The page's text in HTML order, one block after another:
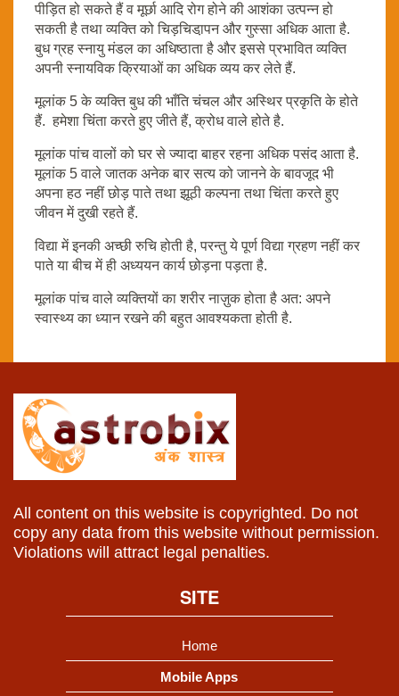
पीड़ित हो सकते हैं व मूर्छा आदि रोग होने की आशंका उत्पन्न हो
सकती है तथा व्यक्ति को चिड़चिडा़पन और गुस्सा अधिक आता है.
बुध ग्रह स्नायु मंडल का अधिष्ठाता है और इससे प्रभावित व्यक्ति
अपनी स्नायविक क्रियाओं का अधिक व्यय कर लेते हैं.
मूलांक 5 के व्यक्ति बुध की भाँति चंचल और अस्थिर प्रकृति के होते
हैं. हमेशा चिंता करते हुए जीते हैं, क्रोध वाले होते है.
मूलांक पांच वालों को घर से ज्यादा बाहर रहना अधिक पसंद आता है.
मूलांक 5 वाले जातक अनेक बार सत्य को जानने के बावजूद भी
अपना हठ नहीं छोड़ पाते तथा झूठी कल्पना तथा चिंता करते हुए
जीवन में दुखी रहते हैं.
विद्या में इनकी अच्छी रुचि होती है, परन्तु ये पूर्ण विद्या ग्रहण नहीं कर
पाते या बीच में ही अध्ययन कार्य छोड़ना पड़ता है.
मूलांक पांच वाले व्यक्तियों का शरीर नाज़ुक होता है अत: अपने
स्वास्थ्य का ध्यान रखने की बहुत आवश्यकता होती है.
All content on this website is copyrighted. Do not
copy any data from this website without permission.
Violations will attract legal penalties.
SITE
Home
Mobile Apps